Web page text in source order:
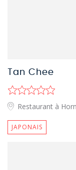
Tan Chee
Restaurant à
JAPONAIS